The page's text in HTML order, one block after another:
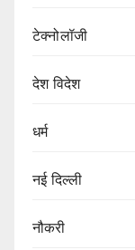
टेक्नोलॉजी
देश विदेश
धर्म
नई दिल्ली
नौकरी